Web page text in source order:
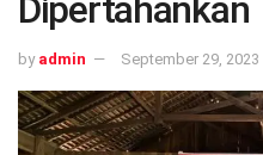
Dipertahankan
by admin September 29, 2023